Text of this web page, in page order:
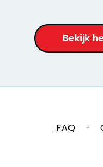
Bekijk
FAQ -